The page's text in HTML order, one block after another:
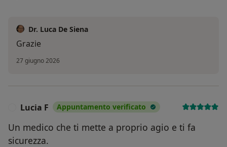
Dr. Luca De Siena
Grazie
27 giugno 2026
Lucia F Appuntamento verificato
Un medico che ti mette a proprio agio e ti fa
sicurezza.